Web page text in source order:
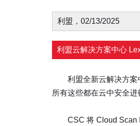
利盟，02/13/2025
利盟云解决方案中心
利盟全新云解决方案中
所有这些都在云中安全进
CSC 将 Cloud Scan